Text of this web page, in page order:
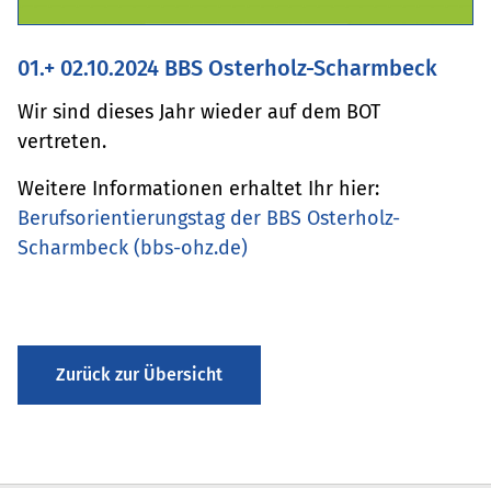
01.+ 02.10.2024 BBS Osterholz-Scharmbeck
Wir sind dieses Jahr wieder auf dem BOT
vertreten.
Weitere Informationen erhaltet Ihr hier:
Berufsorientierungstag der BBS Osterholz-
Scharmbeck (bbs-ohz.de)
Zurück zur Übersicht